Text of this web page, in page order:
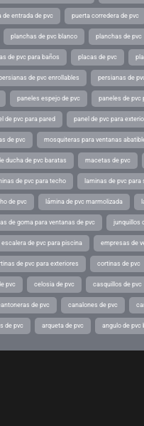
de entrada de pvc puerta corredera de pvc
planchas de pvc blanco planchas de pvc
de pvc para baños placas de pvc
de pvc enrollables persianas de
paneles espejo de pvc paneles de pvc
de pvc para pared panel de pvc para
de pvc mosquiteras para ventanas
ducha de pvc baratas macetas de pvc
de pvc para techo laminas de pvc para
de pvc lámina de pvc marmolizada
de goma para ventanas de pvc junquillos
escalera de pvc para piscina empresas de
de pvc para exteriores cortinas de pvc
pvc celosia de pvc casquillos de pvc
de pvc canalones de pvc
de pvc arqueta de pvc angulo de pvc